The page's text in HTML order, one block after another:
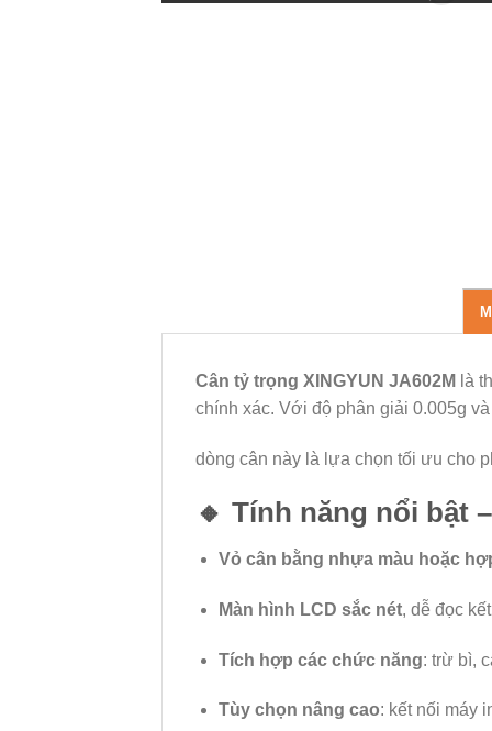
Cân tỷ trọng XINGYUN JA602M là
chính xác. Với độ phân giải 0.005g
dòng cân này là lựa chọn tối ưu cho
🔸 Tính năng nổi bật
Vỏ cân bằng nhựa màu hoặc
Màn hình LCD sắc nét, dễ đọc
Tích hợp các chức năng: trừ bì,
Tùy chọn nâng cao: kết nối máy